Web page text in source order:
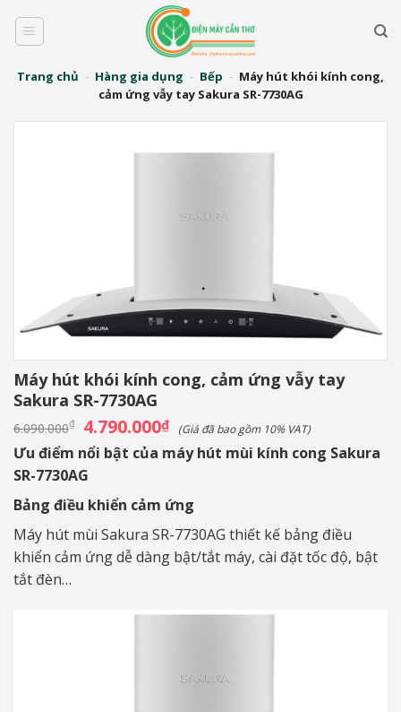
qua
dungTrang chủ - Hàng gia dụng - Bếp - Máy hút khói kính cong,
cảm ứng vẫy tay Sakura SR-7730AG
Máy hút khói kính cong, cảm ứng vẫy tay
Sakura SR-7730AG
6.090.000₫ Giá
gốc
là:
6.090.000₫.
4.790.000₫Giá
hiện
tại
là:
(Giá đã bao gồm 10% VAT)
Ưu điểm nổi bật của máy hút mùi kính cong Sakura
SR-7730AG
Bảng điều khiển cảm ứng
Máy hút mùi Sakura SR-7730AG thiết kế bảng điều
khiển cảm ứng dễ dàng bật/tắt máy, cài đặt tốc độ, bật
tắt đèn…